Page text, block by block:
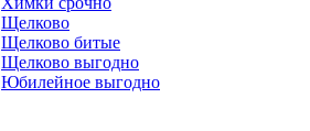
Щелково
Щелково битые
Щелково выгодно
Юбилейное выгодно